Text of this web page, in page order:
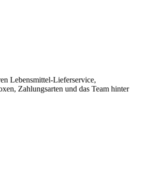
Lebensmittel-Lieferservice,
Zahlungsarten und das Team hinter